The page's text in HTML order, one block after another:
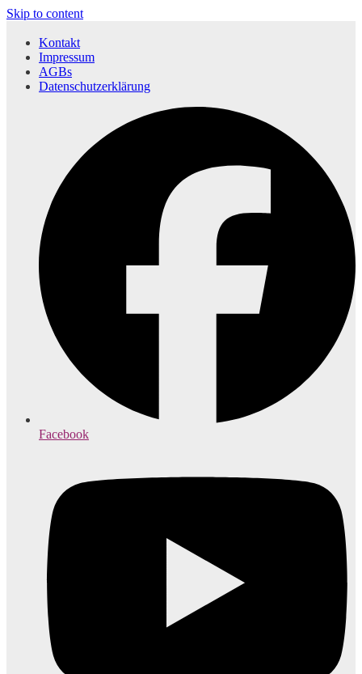
Skip to content
Kontakt
Impressum
AGBs
Datenschutzerklärung
Facebook